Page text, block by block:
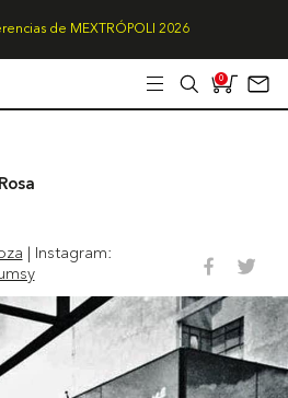
de MEXTRÓPOLI 2026
0
| Instagram: